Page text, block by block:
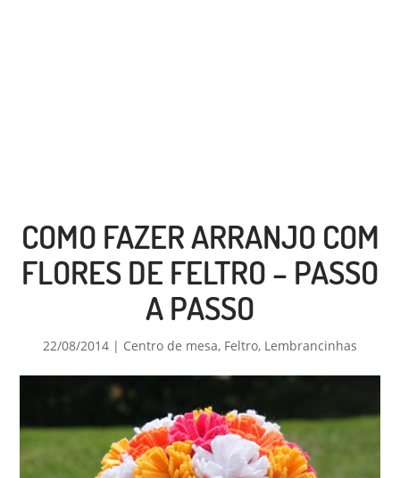
COMO FAZER ARRANJO COM
FLORES DE FELTRO – PASSO
A PASSO
22/08/2014 | Centro de mesa, Feltro, Lembrancinhas